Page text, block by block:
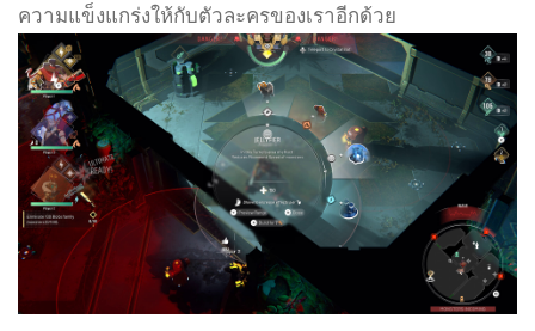
ความแข็งแกร่งให้กับตัวละครของเราอีกด้วย